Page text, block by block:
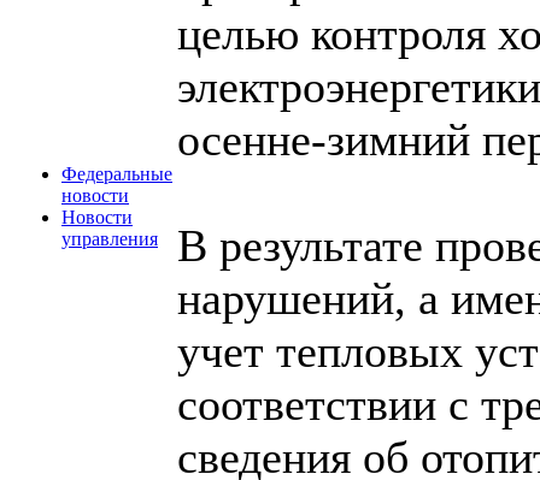
Федеральные
новости
Новости
управления
целью контроля
осенне-зимний
В результате
нарушений, а
учет тепловых
соответствии с
сведения об